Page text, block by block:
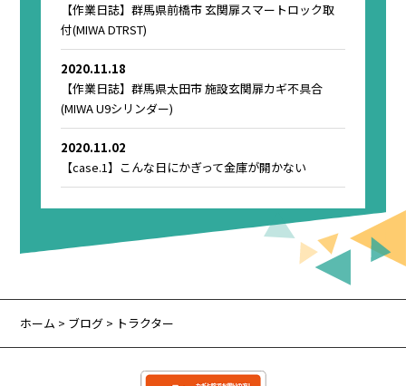
【作業日誌】群馬県前橋市 玄関扉スマートロック取
付(MIWA DTRST)
2020.11.18
【作業日誌】群馬県太田市 施設玄関扉カギ不具合
(MIWA U9シリンダー)
2020.11.02
【case.1】こんな日にかぎって金庫が開かない
ホーム > ブログ > トラクター